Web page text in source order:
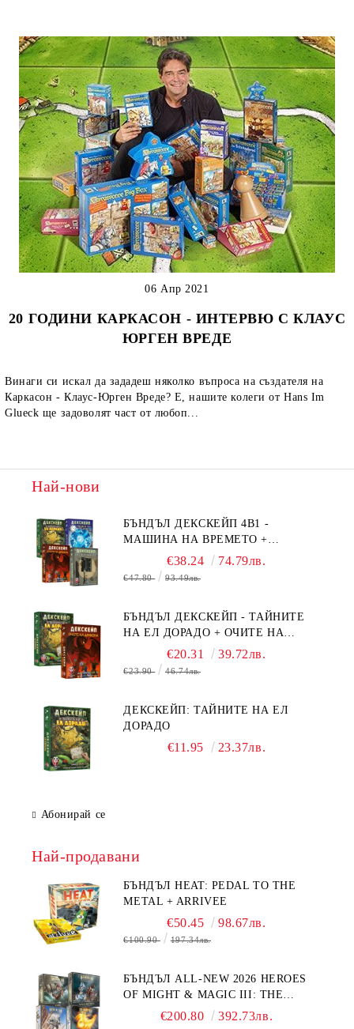
20 ГОДИНИ КАРКАСОН - ИНТЕРВЮ С КЛАУС
ЮРГЕН ВРЕДЕ
06 Апр 2021
Винаги си искал да зададеш няколко въпроса на създателя на
Каркасон - Клаус-Юрген Вреде? Е, нашите колеги от Hans Im
Glueck ще задоволят част от любоп...
Най-нови
БЪНДЪЛ ДЕКСКЕЙП 4В1 -
МАШИНА НА ВРЕМЕТО +
БЯГСТВО ОТ АЛКАТРАЗ +
ТАЙНИТЕ НА ЕЛ ДОРАДО +
€38.24 74.79лв.
€47.80 93.49лв.
БЪНДЪЛ ДЕКСКЕЙП - ТАЙНИТЕ
НА ЕЛ ДОРАДО + ОЧИТЕ НА
ДРАКОНА€20.31 39.72лв.
€23.90 46.74лв.
ДЕКСКЕЙП: ТАЙНИТЕ НА ЕЛ
ДОРАДО
€11.95 23.37лв.
Абонирай се
Най-продавани
БЪНДЪЛ HEAT: PEDAL TO THE
METAL + ARRIVEE
€50.45 98.67лв.
€100.90 197.34лв.
БЪНДЪЛ ALL-NEW 2026 HEROES
OF MIGHT & MAGIC III: THE
BOARD GAME EXPANSIONS -
€200.80 392.73лв.